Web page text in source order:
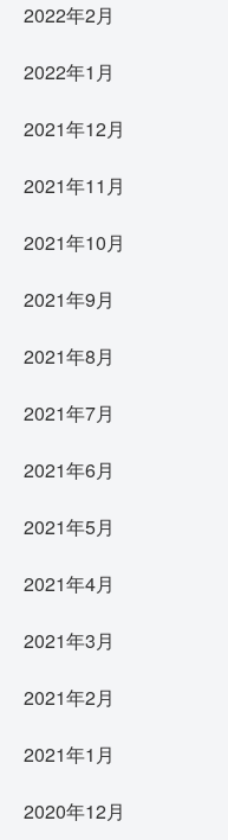
2022年2月
2022年1月
2021年12月
2021年11月
2021年10月
2021年9月
2021年8月
2021年7月
2021年6月
2021年5月
2021年4月
2021年3月
2021年2月
2021年1月
2020年12月